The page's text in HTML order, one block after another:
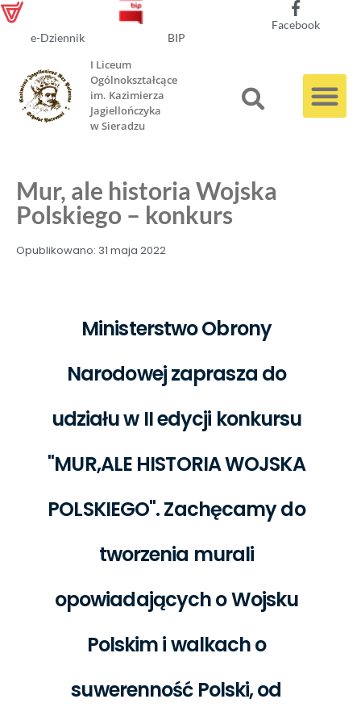
e-Dziennik BIP
Facebook
I Liceum
Ogólnokształcące
im. Kazimierza
Jagiellończyka
w Sieradzu
Mur, ale historia Wojska
Polskiego – konkurs
Opublikowano: 31 maja 2022
Ministerstwo Obrony
Narodowej zaprasza do
udziału w II edycji konkursu
"MUR,ALE HISTORIA WOJSKA
POLSKIEGO". Zachęcamy do
tworzenia murali
opowiadających o Wojsku
Polskim i walkach o
suwerenność Polski, od